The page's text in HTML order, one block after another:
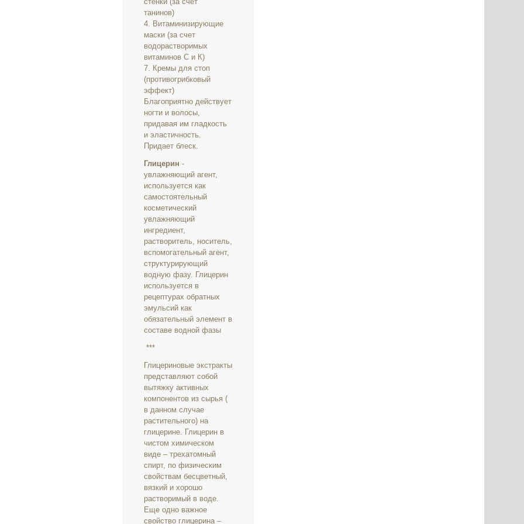
танинов)
4. Витаминизирующие
маски (за счет
водорастворимых
витаминов С и К)
7. Кремы для стоп
(противогрибковый
эффект)
Благоприятно действует
ногти и волосы,
придавая им гладкость
и эластичность.
Придает блеск.
Глицерин -
увлажняющий агент,
используется как
самостоятельный
косметический
увлажняющий
ингредиент,
растворитель, носитель,
вспомогательный агент,
структурирующий
водную фазу. Глицерин
используется в
рецептурах обратных
эмульсий как
обязательный элемент в
составе водной фазы
***
Глицериновые экстракты
представляют собой
вытяжку активных
компонентов из сырья (
в данном случае
растительного) на
глицерине. Глицерин в
чистом химическом
виде – трехатомный
спирт, по физическим
свойствам бесцветный,
вязкий и хорошо
растворимый в воде.
Еще одно важное
свойство глицерина –